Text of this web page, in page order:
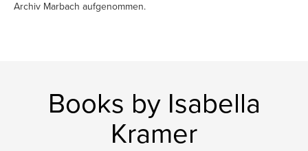
Archiv Marbach aufgenommen.
Books by Isabella
Kramer